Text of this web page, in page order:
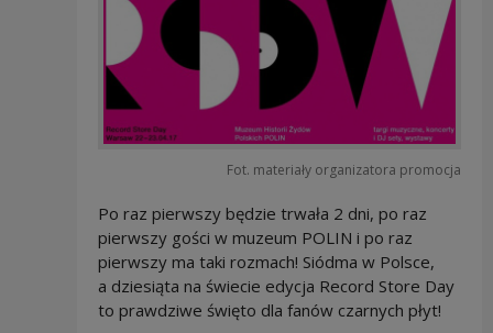
Fot. materiały organizatora promocja
Po raz pierwszy będzie trwała 2 dni, po raz
pierwszy gości w muzeum POLIN i po raz
pierwszy ma taki rozmach! Siódma w Polsce,
a dziesiąta na świecie edycja Record Store Day
to prawdziwe święto dla fanów czarnych płyt!